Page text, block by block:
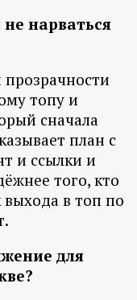
нарваться
топу и
сначала
план с
и ссылки и
того, кто
в топ по
для